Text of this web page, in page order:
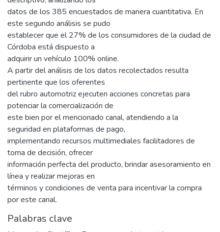
datos de los 385 encuestados de manera cuantitativa. En
este segundo análisis se pudo
establecer que el 27% de los consumidores de la ciudad de
Córdoba está dispuesto a
adquirir un vehículo 100% online.
A partir del análisis de los datos recolectados resulta
pertinente que los oferentes
del rubro automotriz ejecuten acciones concretas para
potenciar la comercialización de
este bien por el mencionado canal, atendiendo a la
seguridad en plataformas de pago,
implementando recursos multimediales facilitadores de
toma de decisión, ofrecer
información perfecta del producto, brindar asesoramiento en
línea y realizar mejoras en
términos y condiciones de venta para incentivar la compra
por este canal.
Palabras clave